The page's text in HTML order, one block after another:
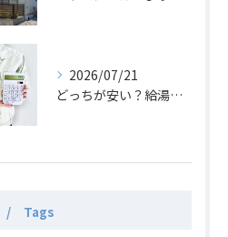
2026/07/21
どっちが安い？給湯器からエコキュート交換の費用と光熱費比較
Tags